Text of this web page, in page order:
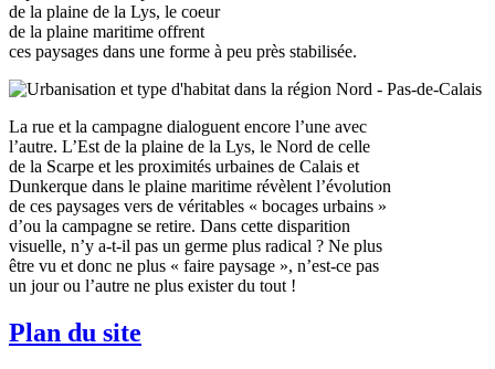
de la plaine de la Lys, le coeur
de la plaine maritime offrent
ces paysages dans une forme à peu près stabilisée.
La rue et la campagne dialoguent encore l’une avec
l’autre. L’Est de la plaine de la Lys, le Nord de celle
de la Scarpe et les proximités urbaines de Calais et
Dunkerque dans le plaine maritime révèlent l’évolution
de ces paysages vers de véritables « bocages urbains »
d’ou la campagne se retire. Dans cette disparition
visuelle, n’y a-t-il pas un germe plus radical ? Ne plus
être vu et donc ne plus « faire paysage », n’est-ce pas
un jour ou l’autre ne plus exister du tout !
Plan du site